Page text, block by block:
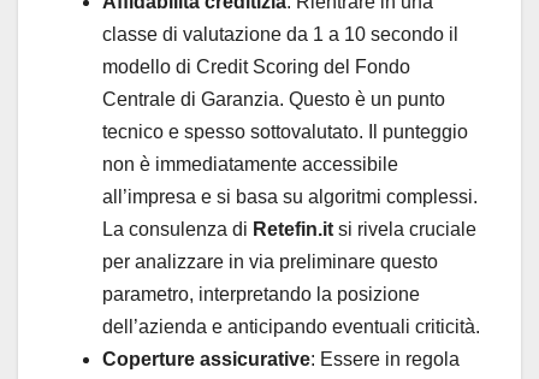
classe di valutazione da 1 a 10 secondo il
modello di Credit Scoring del Fondo
Centrale di Garanzia. Questo è un punto
tecnico e spesso sottovalutato. Il punteggio
non è immediatamente accessibile
all’impresa e si basa su algoritmi complessi.
La consulenza di Retefin.it si rivela cruciale
per analizzare in via preliminare questo
parametro, interpretando la posizione
dell’azienda e anticipando eventuali criticità.
Coperture assicurative: Essere in regola